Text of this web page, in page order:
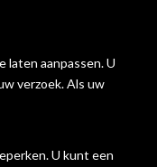
laten aanpassen. U
verzoek. Als uw
U kunt een